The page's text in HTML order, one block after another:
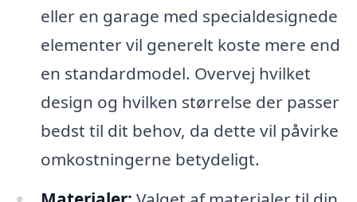
eller en garage med specialdesignede
elementer vil generelt koste mere end
en standardmodel. Overvej hvilket
design og hvilken størrelse der passer
bedst til dit behov, da dette vil påvirke
omkostningerne betydeligt.